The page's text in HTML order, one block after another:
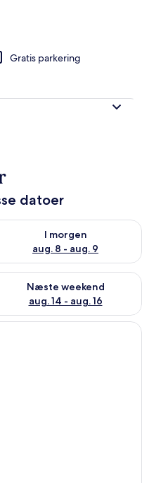
Gratis parkering
datoer
- aug. 8
I morgen
aug. 8 - aug. 9
tilgængelighed for i
aug. 7 - aug. 9
Næste weekend
aug. 14 - aug. 16
tilgængelighed for næste